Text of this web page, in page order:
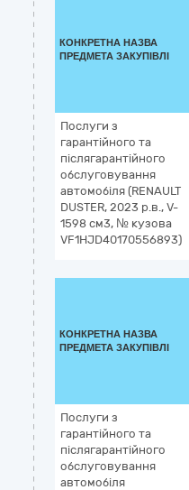
КОНКРЕТНА НАЗВА
ПРЕДМЕТА ЗАКУПІВЛІ
Послуги з
гарантійного та
післягарантійного
обслуговування
автомобіля (RENAULT
DUSTER, 2023 р.в., V-
1598 см3, № кузова
VF1HJD40170556893)
КОНКРЕТНА НАЗВА
ПРЕДМЕТА ЗАКУПІВЛІ
Послуги з
гарантійного та
післягарантійного
обслуговування
автомобіля